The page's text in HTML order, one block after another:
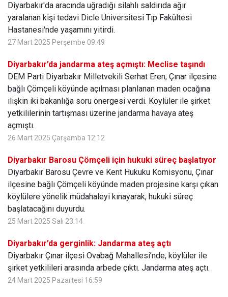
Diyarbakır'da aracında uğradığı silahlı saldırıda ağır
yaralanan kişi tedavi Dicle Üniversitesi Tıp Fakültesi
Hastanesi'nde yaşamını yitirdi.
27 Mart 2025 Perşembe 09:49
Diyarbakır’da jandarma ateş açmıştı: Meclise taşındı
DEM Parti Diyarbakır Milletvekili Serhat Eren, Çınar ilçesine
bağlı Çömçeli köyünde açılması planlanan maden ocağına
ilişkin iki bakanlığa soru önergesi verdi. Köylüler ile şirket
yetkililerinin tartışması üzerine jandarma havaya ateş
açmıştı.
26 Mart 2025 Çarşamba 12:12
Diyarbakır Barosu Çömçeli için hukuki süreç başlatıyor
Diyarbakır Barosu Çevre ve Kent Hukuku Komisyonu, Çınar
ilçesine bağlı Çömçeli köyünde maden projesine karşı çıkan
köylülere yönelik müdahaleyi kınayarak, hukuki süreç
başlatacağını duyurdu.
25 Mart 2025 Salı 23:14
Diyarbakır’da gerginlik: Jandarma ateş açtı
Diyarbakır Çınar ilçesi Ovabağ Mahallesi’nde, köylüler ile
şirket yetkilileri arasında arbede çıktı. Jandarma ateş açtı.
24 Mart 2025 Pazartesi 16:59